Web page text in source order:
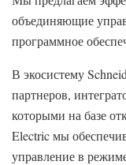
объединяющие
программное
В экосистему
партнеров,
которыми на базе
Electric мы
управление в